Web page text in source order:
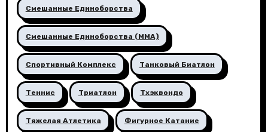
Смешанные Единоборства
Смешанные Единоборства (ММА)
Спортивный Комплекс Танковый Биатлон
Теннис Триатлон Тхэквондо
Тяжелая Атлетика Фигурное Катание